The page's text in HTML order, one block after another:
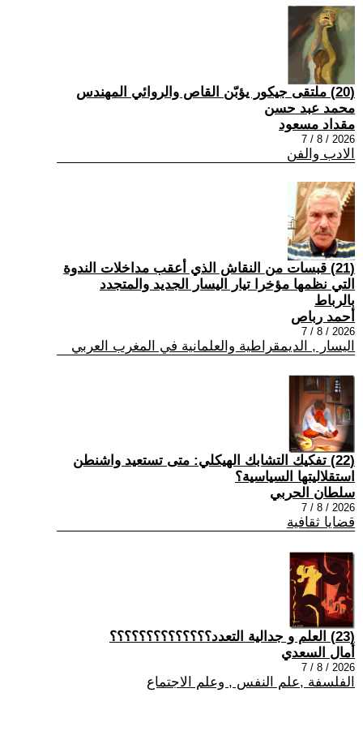
(20) ملتقى جيكور يؤبّن القاص والروائي المهندس
محمد عبد حسن
مقداد مسعود
2026 / 8 / 7
الادب والفن
(21) قبسات من النقاش الذي أعقب مداخلات الندوة
التي نظمها مؤخرا تيار اليسار الجديد والمتجدد
بالرباط
أحمد رباص
2026 / 8 / 7
اليسار , الديمقراطية والعلمانية في المغرب العربي
(22) تفكيك التشابك الهيكلي: متى تستعيد واشنطن
استقلاليتها السياسية؟
سلطان الحربي
2026 / 8 / 7
قضايا ثقافية
(23) العلم و جدالية التعدد؟؟؟؟؟؟؟؟؟؟؟؟؟؟
أمال السعدي
2026 / 8 / 7
الفلسفة ,علم النفس , وعلم الاجتماع